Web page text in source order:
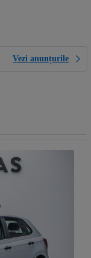
Vezi anunțurile